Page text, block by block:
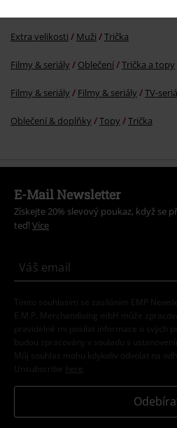
Extra velikosti Muži Trička
Filmy & seriály Oblečení Trička a topy
Filmy & seriály Filmy & seriály TV-
Oblečení & doplňky Topy Trička
E-Mail Newsletter
Získejte 20% slevový poukaz, když se
teď! Více
Tímto souhlasím se zasíláním EMP
E.M.P. Merchandising mbH může
pravidelně mi posílat informace o svých
budou zpracovány v souladu s
Můj souhlas mohu kdykoliv odvolat na
Unsubscribe here